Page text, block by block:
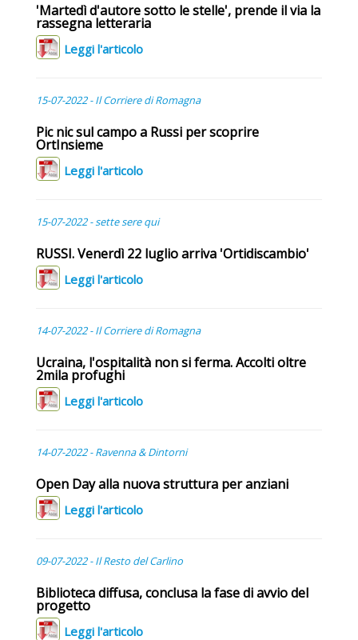
'Martedì d'autore sotto le stelle', prende il via la
rassegna letteraria
Leggi l'articolo
15-07-2022 - Il Corriere di Romagna
Pic nic sul campo a Russi per scoprire
OrtInsieme
Leggi l'articolo
15-07-2022 - sette sere qui
RUSSI. Venerdì 22 luglio arriva 'Ortidiscambio'
Leggi l'articolo
14-07-2022 - Il Corriere di Romagna
Ucraina, l'ospitalità non si ferma. Accolti oltre
2mila profughi
Leggi l'articolo
14-07-2022 - Ravenna & Dintorni
Open Day alla nuova struttura per anziani
Leggi l'articolo
09-07-2022 - Il Resto del Carlino
Biblioteca diffusa, conclusa la fase di avvio del
progetto
Leggi l'articolo